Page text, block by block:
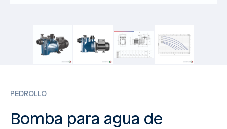
PEDROLLO
Bomba para agua de